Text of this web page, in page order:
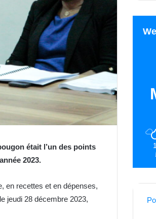
était l’un des points
2023.
en recettes et en dépenses,
jeudi 28 décembre 2023,